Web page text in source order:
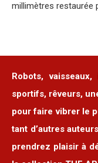
millimètres restaurée
Robots,
sportifs, rêveurs,
pour faire vibrer le
tant d’autres
prendrez plaisir à